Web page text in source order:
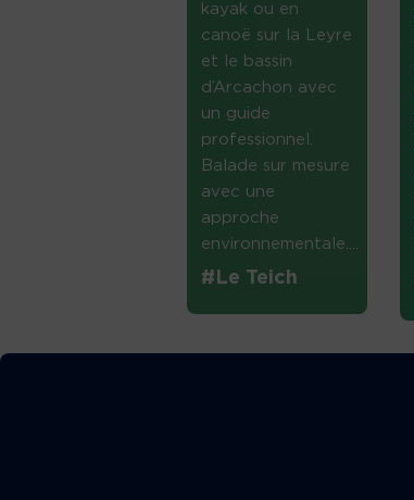
kayak ou en
canoë sur la Leyre
et le bassin
d’Arcachon avec
un guide
professionnel.
Balade sur mesure
avec une
approche
environnementale....
#Le Teich